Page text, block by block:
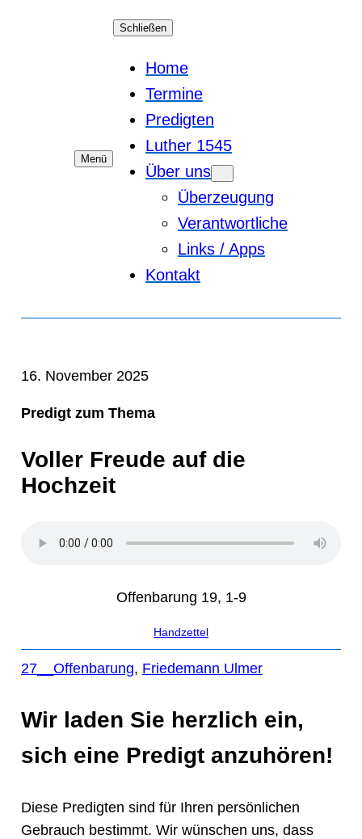
Menü
Schließen
Home
Termine
Predigten
Luther 1545
Über uns
Überzeugung
Verantwortliche
Links / Apps
Kontakt
16. November 2025
Predigt zum Thema
Voller Freude auf die
Hochzeit
Offenbarung 19, 1-9
Handzettel
27__Offenbarung, Friedemann Ulmer
Wir laden Sie herzlich ein,
sich eine Predigt anzuhören!
Diese Predigten sind für Ihren persönlichen
Gebrauch bestimmt. Wir wünschen uns, dass